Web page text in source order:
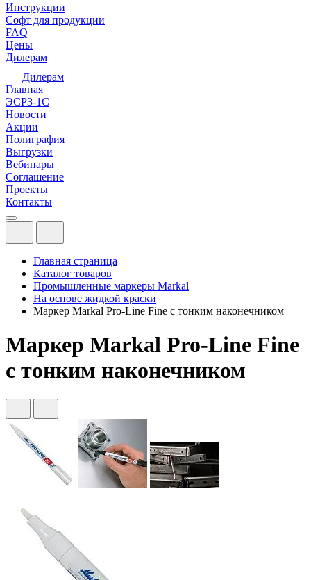
Инструкции
Софт для продукции
FAQ
Цены
Дилерам
Дилерам
Главная
ЭСРЗ-1С
Новости
Акции
Полиграфия
Выгрузки
Вебинары
Соглашение
Проекты
Контакты
Главная страница
Каталог товаров
Промышленные маркеры Markal
На основе жидкой краски
Маркер Markal Pro-Line Fine с тонким наконечником
Маркер Markal Pro-Line Fine
с тонким наконечником